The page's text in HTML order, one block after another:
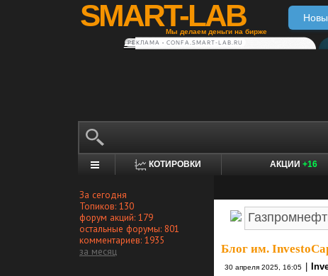
SMART-LAB
Мы делаем деньги на бирже
РЕКЛАМА • CONFA.SMART-LAB.RU
КОТИРОВКИ АКЦИИ +16
За сегодня
Топиков: 130
форум акций: 179
остальные форумы: 801
комментариев: 1935
за месяц
Блог им.
30 апреля 2025, 16:05